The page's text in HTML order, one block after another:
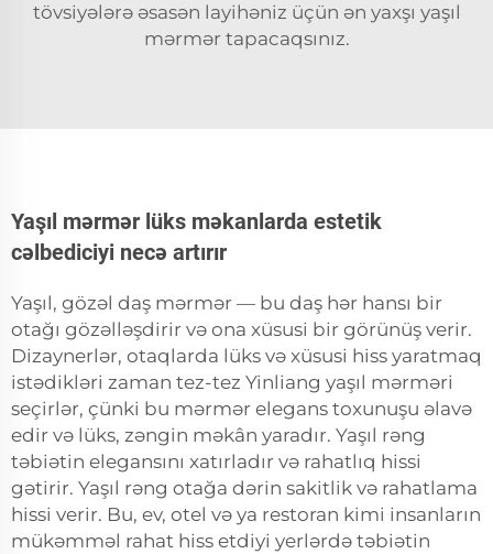
tövsiyələrə əsasən layihəniz üçün ən yaxşı yaşıl
mərmər tapacaqsınız.
Yaşıl mərmər lüks məkanlarda estetik
cəlbediciyi necə artırır
Yaşıl, gözəl daş mərmər — bu daş hər hansı bir
otağı gözəlləşdirir və ona xüsusi bir görünüş verir.
Dizaynerlər, otaqlarda lüks və xüsusi hiss yaratmaq
istədikləri zaman tez-tez Yinliang yaşıl mərməri
seçirlər, çünki bu mərmər elegans toxunuşu əlavə
edir və lüks, zəngin məkân yaradır. Yaşıl rəng
təbiətin elegansını xatırladır və rahatlıq hissi
gətirir. Yaşıl rəng otağa dərin sakitlik və rahatlama
hissi verir. Bu, ev, otel və ya restoran kimi insanların
mükəmməl rahat hiss etdiyi yerlərdə təbiətin